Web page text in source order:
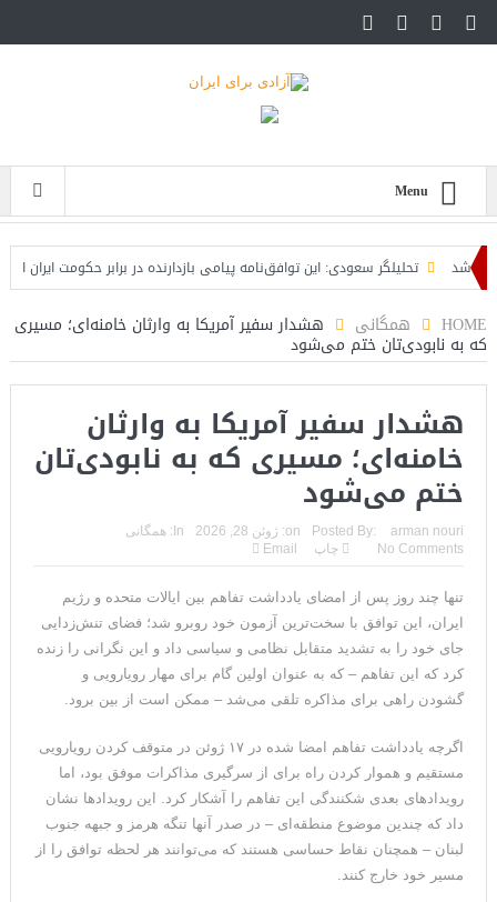
Menu
تحلیلگر سعودی: این توافق‌نامه پیامی بازدارنده در برابر حکومت ایران است
HOME همگانی هشدار سفیر آمریکا به وارثان خامنه‌ای؛ مسیری
که به نابودی‌تان ختم می‌شود
هشدار سفیر آمریکا به وارثان
خامنه‌ای؛ مسیری که به نابودی‌تان
ختم می‌شود
Posted By: arman nouri
on: ژوئن 28, 2026 In:
همگانی
No Comments
چاپ Email
تنها چند روز پس از امضای یادداشت تفاهم بین ایالات متحده و رژیم
ایران، این توافق با سخت‌ترین آزمون خود روبرو شد؛ فضای تنش‌زدایی
جای خود را به تشدید متقابل نظامی و سیاسی داد و این نگرانی را زنده
کرد که این تفاهم – که به عنوان اولین گام برای مهار رویارویی و
گشودن راهی برای مذاکره تلقی می‌شد – ممکن است از بین برود.
اگرچه یادداشت تفاهم امضا شده در ۱۷ ژوئن در متوقف کردن رویارویی
مستقیم و هموار کردن راه برای از سرگیری مذاکرات موفق بود، اما
رویدادهای بعدی شکنندگی این تفاهم را آشکار کرد. این رویدادها نشان
داد که چندین موضوع منطقه‌ای – در صدر آنها تنگه هرمز و جبهه جنوب
لبنان – همچنان نقاط حساسی هستند که می‌توانند هر لحظه توافق را از
مسیر خود خارج کنند.